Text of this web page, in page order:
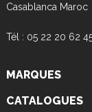
Casablanca Maroc
Tél : 05 22 20 62
MARQUES
CATALOGUES